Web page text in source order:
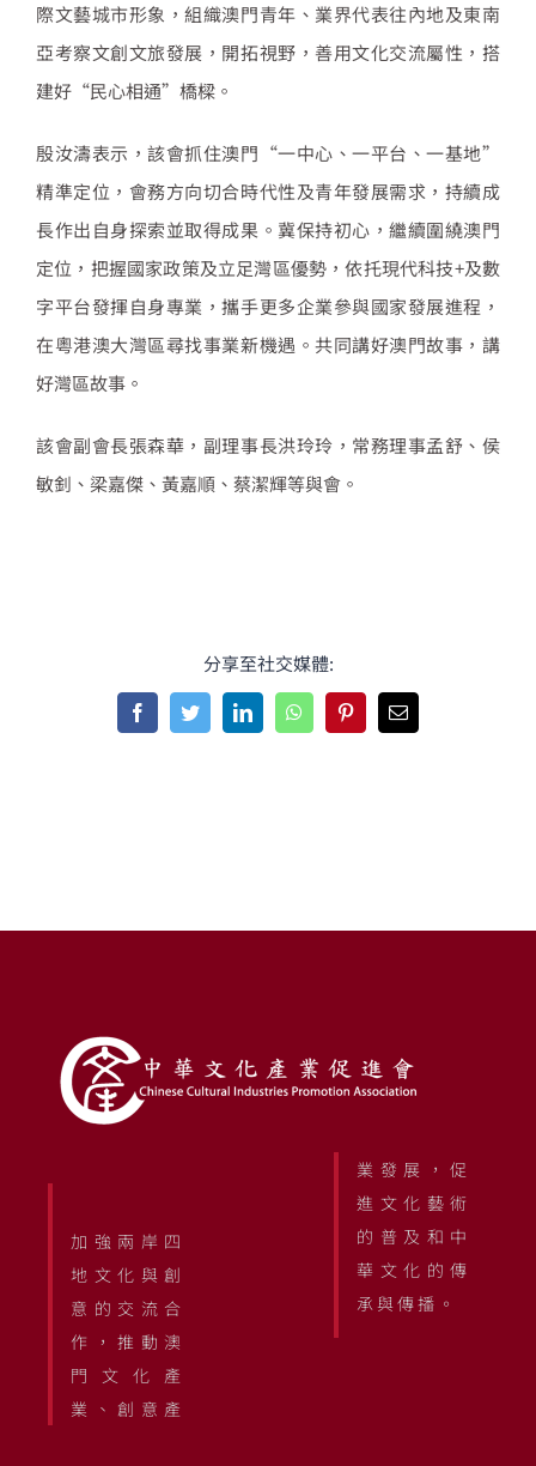
際文藝城市形象，組織澳門青年、業界代表往內地及東南
亞考察文創文旅發展，開拓視野，善用文化交流屬性，搭
建好“民心相通”橋樑。
殷汝濤表示，該會抓住澳門“一中心、一平台、一基地”
精準定位，會務方向切合時代性及青年發展需求，持續成
長作出自身探索並取得成果。冀保持初心，繼續圍繞澳門
定位，把握國家政策及立足灣區優勢，依托現代科技+及數
字平台發揮自身專業，攜手更多企業參與國家發展進程，
在粵港澳大灣區尋找事業新機遇。共同講好澳門故事，講
好灣區故事。
該會副會長張森華，副理事長洪玲玲，常務理事孟舒、侯
敏釗、梁嘉傑、黃嘉順、蔡潔輝等與會。
分享至社交媒體:
FacebookTwitterLinkedInWhatsAppPinterestEmail
加強兩岸四
地文化與創
意的交流合
作，推動澳
門文化產
業、創意產
業發展，促
進文化藝術
的普及和中
華文化的傳
承與傳播。